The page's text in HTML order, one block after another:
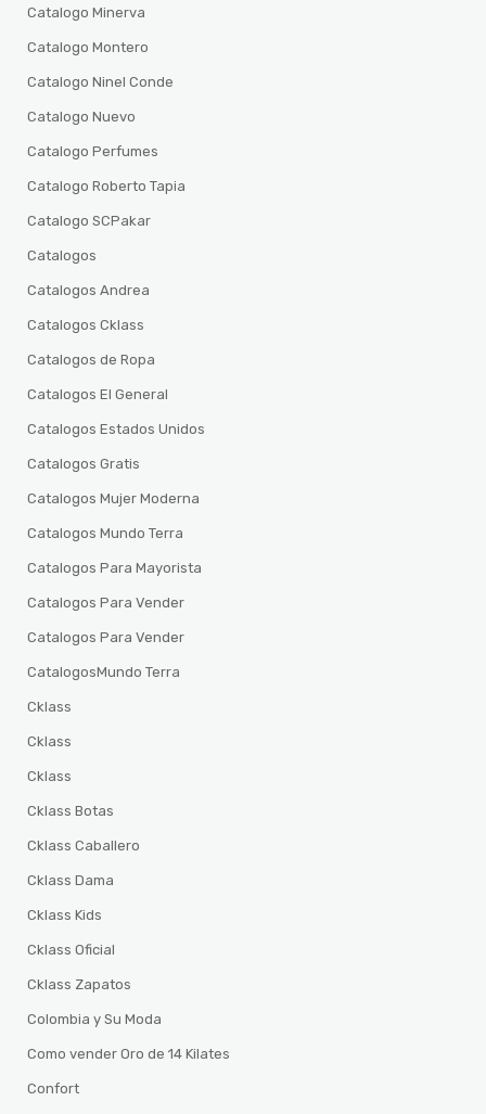
Catalogo Minerva
Catalogo Montero
Catalogo Ninel Conde
Catalogo Nuevo
Catalogo Perfumes
Catalogo Roberto Tapia
Catalogo SCPakar
Catalogos
Catalogos Andrea
Catalogos Cklass
Catalogos de Ropa
Catalogos El General
Catalogos Estados Unidos
Catalogos Gratis
Catalogos Mujer Moderna
Catalogos Mundo Terra
Catalogos Para Mayorista
Catalogos Para Vender
Catalogos Para Vender
CatalogosMundo Terra
Cklass
Cklass
Cklass
Cklass Botas
Cklass Caballero
Cklass Dama
Cklass Kids
Cklass Oficial
Cklass Zapatos
Colombia y Su Moda
Como vender Oro de 14 Kilates
Confort